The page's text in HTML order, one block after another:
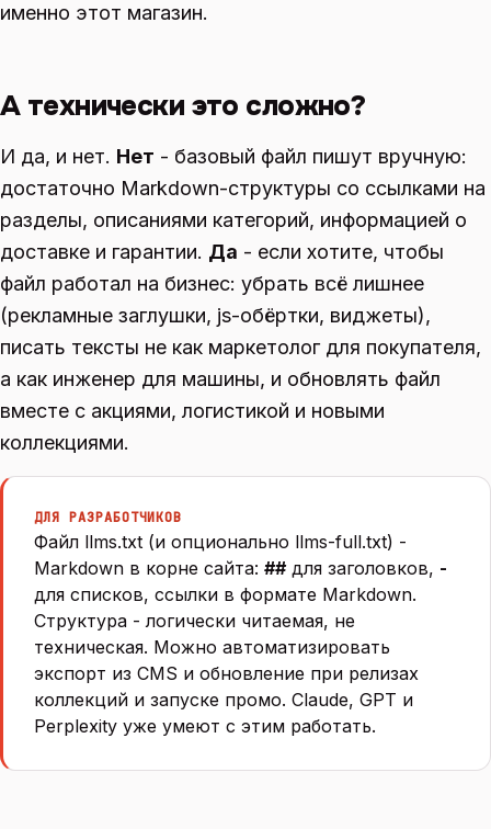
именно этот магазин.
А технически это сложно?
И да, и нет. Нет - базовый файл пишут вручную:
достаточно Markdown-структуры со ссылками на
разделы, описаниями категорий, информацией о
доставке и гарантии. Да - если хотите, чтобы
файл работал на бизнес: убрать всё лишнее
(рекламные заглушки, js-обёртки, виджеты),
писать тексты не как маркетолог для покупателя,
а как инженер для машины, и обновлять файл
вместе с акциями, логистикой и новыми
коллекциями.
ДЛЯ РАЗРАБОТЧИКОВ
Файл llms.txt (и опционально llms-full.txt) -
Markdown в корне сайта: ##для заголовков, -
для списков, ссылки в формате Markdown.
Структура - логически читаемая, не
техническая. Можно автоматизировать
экспорт из CMS и обновление при релизах
коллекций и запуске промо. Claude, GPT и
Perplexity уже умеют с этим работать.